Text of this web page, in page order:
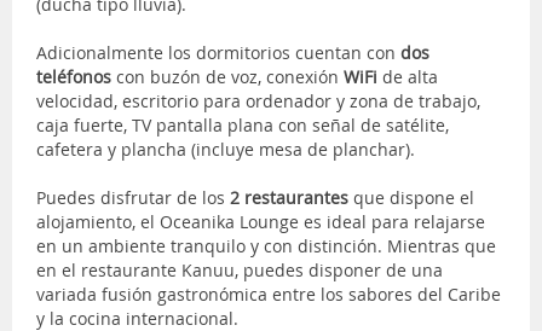
Adicionalmente los dormitorios cuentan con dos
teléfonos con buzón de voz, conexión WiFi de alta
velocidad, escritorio para ordenador y zona de trabajo,
caja fuerte, TV pantalla plana con señal de satélite,
cafetera y plancha (incluye mesa de planchar).
Puedes disfrutar de los 2 restaurantes que dispone el
alojamiento, el Oceanika Lounge es ideal para relajarse
en un ambiente tranquilo y con distinción. Mientras que
en el restaurante Kanuu, puedes disponer de una
variada fusión gastronómica entre los sabores del Caribe
y la cocina internacional.